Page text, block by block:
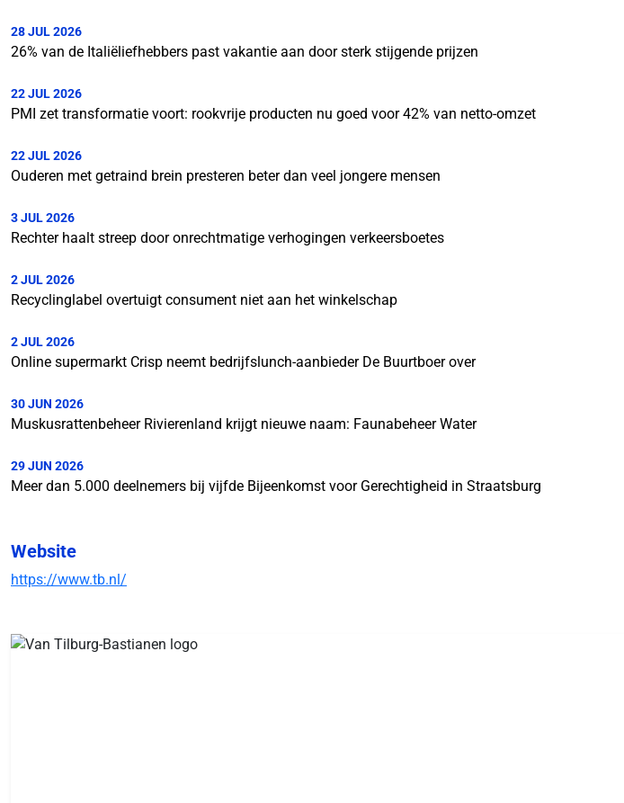
28 JUL 2026
26% van de Italiëliefhebbers past vakantie aan door sterk stijgende prijzen
22 JUL 2026
PMI zet transformatie voort: rookvrije producten nu goed voor 42% van netto-omzet
22 JUL 2026
Ouderen met getraind brein presteren beter dan veel jongere mensen
3 JUL 2026
Rechter haalt streep door onrechtmatige verhogingen verkeersboetes
2 JUL 2026
Recyclinglabel overtuigt consument niet aan het winkelschap
2 JUL 2026
Online supermarkt Crisp neemt bedrijfslunch-aanbieder De Buurtboer over
30 JUN 2026
Muskusrattenbeheer Rivierenland krijgt nieuwe naam: Faunabeheer Water
29 JUN 2026
Meer dan 5.000 deelnemers bij vijfde Bijeenkomst voor Gerechtigheid in Straatsburg
Website
https://www.tb.nl/